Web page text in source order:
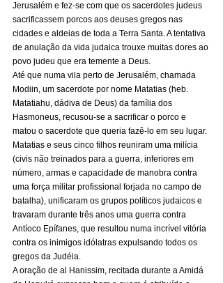
Jerusalém e fez-se com que os sacerdotes judeus
sacrificassem porcos aos deuses gregos nas
cidades e aldeias de toda a Terra Santa. A tentativa
de anulação da vida judaica trouxe muitas dores ao
povo judeu que era temente a Deus.
Até que numa vila perto de Jerusalém, chamada
Modiin, um sacerdote por nome Matatias (heb.
Matatiahu, dádiva de Deus) da família dos
Hasmoneus, recusou-se a sacrificar o porco e
matou o sacerdote que queria fazê-lo em seu lugar.
Matatias e seus cinco filhos reuniram uma milícia
(civis não treinados para a guerra, inferiores em
número, armas e capacidade de manobra contra
uma força militar profissional forjada no campo de
batalha), unificaram os grupos políticos judaicos e
travaram durante três anos uma guerra contra
Antíoco Epífanes, que resultou numa incrível vitória
contra os inimigos idólatras expulsando todos os
gregos da Judéia.
A oração de al Hanissim, recitada durante a Amidá